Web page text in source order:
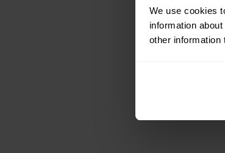
We use cookies
information
other information